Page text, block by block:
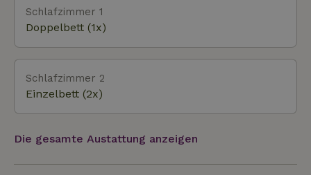
Schönheit der Aussicht und der Umgebung ist
unvergleichlich und stellt einen Mehrwert dar, der
anderswo auf der Insel nicht leicht zu finden ist. Der
Waldrand bietet Schutz und sorgt für eine
windgeschützte Terrasse an deinem Ferienhaus.
Schlafzimmer 1
Doppelbett (1x)
Schlafzimmer 2
Einzelbett (2x)
Die gesamte Austattung anzeigen